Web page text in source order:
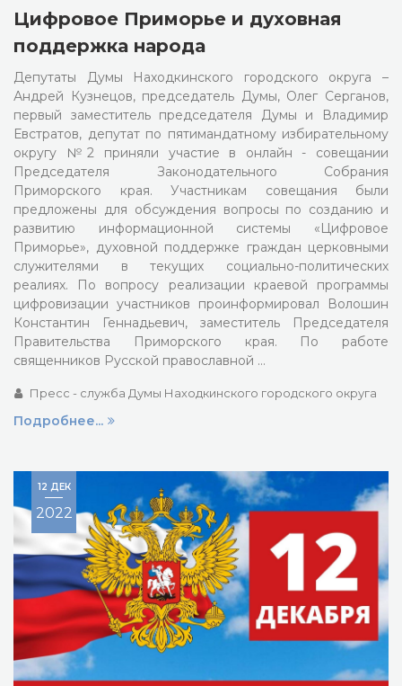
Цифровое Приморье и духовная
поддержка народа
Депутаты Думы Находкинского городского округа –
Андрей Кузнецов, председатель Думы, Олег Серганов,
первый заместитель председателя Думы и Владимир
Евстратов, депутат по пятимандатному избирательному
округу №2 приняли участие в онлайн - совещании
Председателя Законодательного Собрания
Приморского края. Участникам совещания были
предложены для обсуждения вопросы по созданию и
развитию информационной системы «Цифровое
Приморье», духовной поддержке граждан церковными
служителями в текущих социально-политических
реалиях. По вопросу реализации краевой программы
цифровизации участников проинформировал Волошин
Константин Геннадьевич, заместитель Председателя
Правительства Приморского края. По работе
священников Русской православной …
Пресс - служба Думы Находкинского городского округа
Подробнее...
12 ДЕК
2022